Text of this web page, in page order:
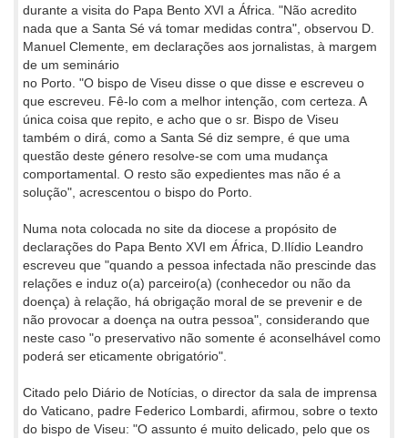
durante a visita do Papa Bento XVI a África. "Não acredito
nada que a Santa Sé vá tomar medidas contra", observou D.
Manuel Clemente, em declarações aos jornalistas, à margem
de um seminário
no Porto. "O bispo de Viseu disse o que disse e escreveu o
que escreveu. Fê-lo com a melhor intenção, com certeza. A
única coisa que repito, e acho que o sr. Bispo de Viseu
também o dirá, como a Santa Sé diz sempre, é que uma
questão deste género resolve-se com uma mudança
comportamental. O resto são expedientes mas não é a
solução", acrescentou o bispo do Porto.
Numa nota colocada no site da diocese a propósito de
declarações do Papa Bento XVI em África, D.Ilídio Leandro
escreveu que "quando a pessoa infectada não prescinde das
relações e induz o(a) parceiro(a) (conhecedor ou não da
doença) à relação, há obrigação moral de se prevenir e de
não provocar a doença na outra pessoa", considerando que
neste caso "o preservativo não somente é aconselhável como
poderá ser eticamente obrigatório".
Citado pelo Diário de Notícias, o director da sala de imprensa
do Vaticano, padre Federico Lombardi, afirmou, sobre o texto
do bispo de Viseu: "O assunto é muito delicado, pelo que os